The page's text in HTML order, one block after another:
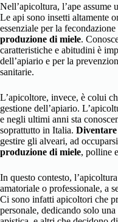
Nell’apicoltura, l’ape
Le api sono insetti altamente
essenziale per la
produzione di miele.
caratteristiche e abitudini è
dell’apiario e per la
sanitarie.
L’apicoltore, invece, è colui
gestione dell’apiario.
e negli ultimi anni sta
soprattutto in Italia.
gestire gli alveari, ad
produzione di miele, polline
In questo contesto,
amatoriale o professionale, a
Ci sono infatti apicoltori che
personale, dedicando solo